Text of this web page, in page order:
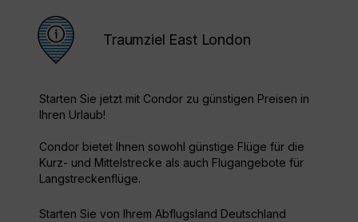
Traumziel East London
Starten Sie jetzt mit Condor zu günstigen Preisen in
Ihren Urlaub!
Condor bietet Ihnen sowohl günstige Flüge für die
Kurz- und Mittelstrecke als auch Flugangebote für
Langstreckenflüge.
Starten Sie von Ihrem Abflugsland Deutschland